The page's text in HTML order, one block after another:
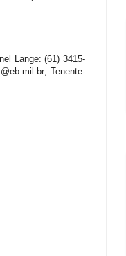
Lange: (61) 3415-
Tenente-